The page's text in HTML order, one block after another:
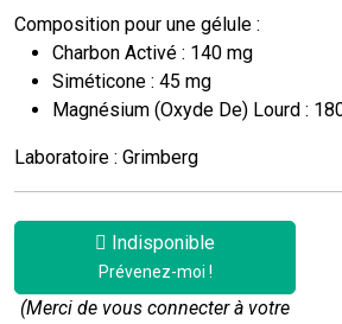
Composition pour une gélule :
Charbon Activé : 140 mg
Siméticone : 45 mg
Magnésium (Oxyde De) Lourd :
Laboratoire : Grimberg
Indisponible
Prévenez-moi !
(Merci de vous connecter à votre